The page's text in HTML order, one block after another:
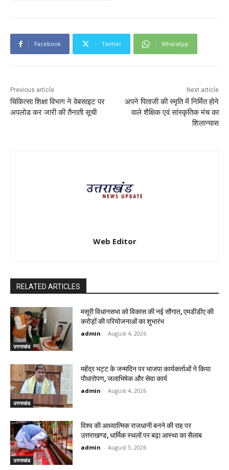
Facebook Twitter WhatsApp
Previous article
चिकित्सा शिक्षा विभाग ने वेबसाइट पर
अपलोड कर जारी की तैनाती सूची
Next article
अपने पिताजी की स्मृति में निर्मित होने
वाले शैक्षिक एवं सांस्कृतिक मंच का
शिलान्यास
Web Editor
RELATED ARTICLES
उत्तराखंड
मसूरी विधानसभा को विकास की नई सौगात, एमडीडीए की
करोड़ों की परियोजनाओं का शुभारंभ
admin - August 4, 2026
उत्तराखंड
महेंद्र भट्ट के जन्मदिन पर भाजपा कार्यकर्ताओं ने किया
पौधारोपण, जलाभिषेक और सेवा कार्य
admin - August 4, 2026
उत्तराखंड
विश्व की आध्यात्मिक राजधानी बनने की राह पर
उत्तराखण्ड, धार्मिक स्थलों पर बढ़ा आस्था का सैलाब
admin - August 3, 2026